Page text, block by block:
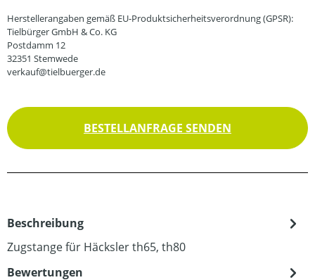
Herstellerangaben gemäß EU-Produktsicherheitsverordnung (GPSR):
Tielbürger GmbH & Co. KG
Postdamm 12
32351 Stemwede
verkauf@tielbuerger.de
BESTELLANFRAGE SENDEN
Beschreibung
Zugstange für Häcksler th65, th80
Bewertungen